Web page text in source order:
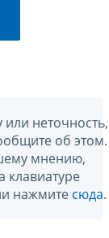
или неточность,
об этом.
мнению,
нажмите сюда.